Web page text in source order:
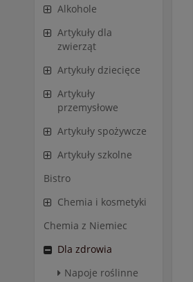
Alkohole
Artykuły dla
zwierząt
Artykuły dziecięce
Artykuły
przemysłowe
Artykuły spożywcze
Artykuły szkolne
Bistro
Chemia i kosmetyki
Chemia z Niemiec
Dla zdrowia
Napoje roślinne